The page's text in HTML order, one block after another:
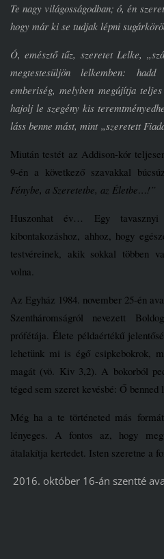
Te nagy világosságodban; ó, én
hogy már ki se tudjak lépni
Ó, emésztő tűz, szeretet Lelke,
megtestesüljön lelkemben:
emberiség, melyben megújítja
hajolj le szegény kis
láss benne mást, mint „szeretett
Miután testét az Addison-kór
9-én a következő szavakkal
Fénybe, a Szeretetbe, az Életbe…!”
Huszonhat év… Egy
kibontakozáshoz, ahhoz, hogy
testvéreinek, akik sokkal többen
volna.
Az Egyház 1984. november 25-én
Szentháromságról nevezett
prófétája. Élete példaértékű
lehetünk mi is égő csipkebokrok,
magát (vö. Kiv 3,2). A bokorból
téged sem szeret kevésbé: Ő benned
Még ha a te történeted más
lényeges. A fontos az, hogy
átalakítja kertedet. Isten szeretne a
2016. október 16-án szentté